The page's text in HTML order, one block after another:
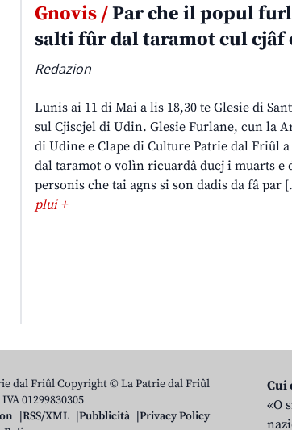
Gnovis /Par che il popul
salti fûr dal taramot cul cjâf
Redazion
Lunis ai 11 di Mai a lis 18,30 te Glesie di
sul Cjiscjel di Udin. Glesie Furlane, cun la
di Udine e Clape di Culture Patrie dal Friûl a
dal taramot o volìn ricuardâ ducj i muarts e
personis che tai agns si son dadis da fâ par
plui +
dal Friûl Copyright © La Patrie dal Friûl
01299830305
RSS/XML Pubblicità
Privacy Policy
Cui
«O